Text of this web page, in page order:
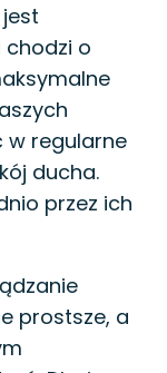
jest
chodzi o
w regularne
ducha.
przez ich
prostsze, a